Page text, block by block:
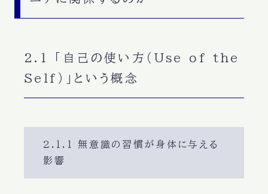
2.1 「自己の使い方（Use of the
Self）」という概念
2.1.1 無意識の習慣が身体に与える
影響